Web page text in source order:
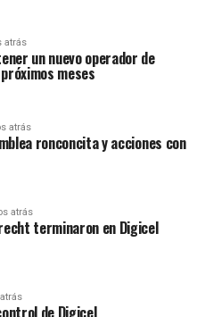
atrás
un nuevo operador de
meses
atrás
ronconcita y acciones con
atrás
terminaron en Digicel
de Digicel